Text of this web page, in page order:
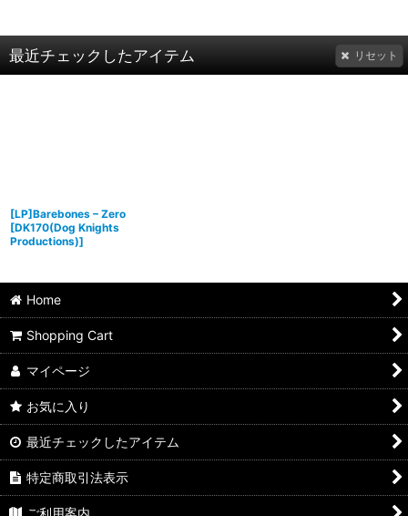
最近チェックしたアイテム リセット
[LP]Barebones – Zero
[DK170(Dog Knights
Productions)]
Home
Shopping Cart
マイページ
お気に入り
最近チェックしたアイテム
特定商取引法表示
ご利用案内